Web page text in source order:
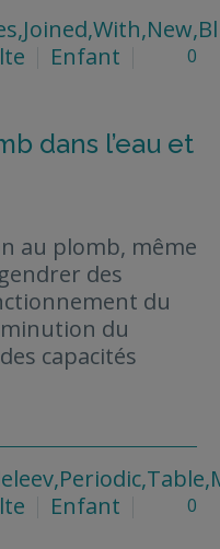
0
Enfant
dans l’eau et
au plomb, même
des
du
du
capacités
0
Enfant